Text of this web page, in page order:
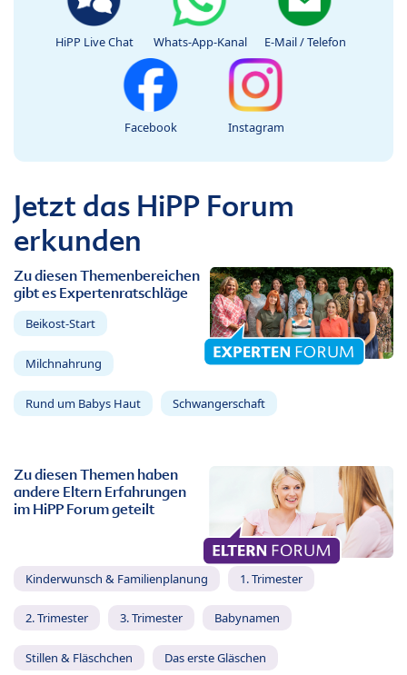
HiPP Live Chat Whats-App-Kanal E-Mail / Telefon
Facebook Instagram
Jetzt das HiPP Forum
erkunden
Zu diesen Themenbereichen
gibt es Expertenratschläge
Beikost-Start
Milchnahrung
Rund um Babys Haut Schwangerschaft
Zu diesen Themen haben
andere Eltern Erfahrungen
im HiPP Forum geteilt
Kinderwunsch & Familienplanung 1. Trimester
2. Trimester 3. Trimester Babynamen
Stillen & Fläschchen Das erste Gläschen